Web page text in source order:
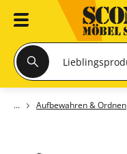
Aufbewahren & Ordnen